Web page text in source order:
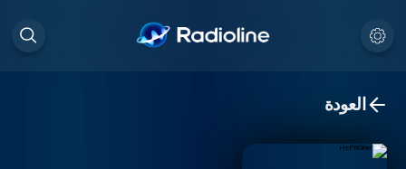
العودة